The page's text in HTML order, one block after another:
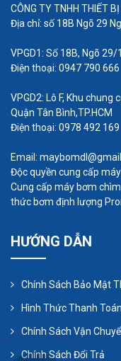
Tại Nhất Tâm
như:Máy bơm
bơm hóa chất từ
lượng,...Các sản
Nhất Tâm Phát
chuẩn kỹ thuật
hợp với điều kiện
Nam. Đội ngũ kỹ
Tâm Phát luôn
việc lựa chọn
sử dụng cũng
bảo dưỡng sau khi
CÔNG TY TNHH
CÔNG TY TNHH THIẾT
Địa chỉ: số 18B Ngõ 29
VPGD1: Số 18B, Ngõ
Điện thoại: 0947 790 666
VPGD2: Lô F, Khu
Quận Tân Bình,TP.HCM
Điện thoại: 0978 492 169
Email:
Độc quyền cung cấp
Cung cấp máy bơm
thức bơm định lượng
HƯỚNG DẪN
Chính Sách Bảo Mật
Hình Thức Thanh Toán
Chính Sách Vận
Chính Sách Đổi Trả